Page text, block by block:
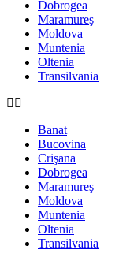
Dobrogea
Maramureş
Moldova
Muntenia
Oltenia
Transilvania
Banat
Bucovina
Crişana
Dobrogea
Maramureş
Moldova
Muntenia
Oltenia
Transilvania